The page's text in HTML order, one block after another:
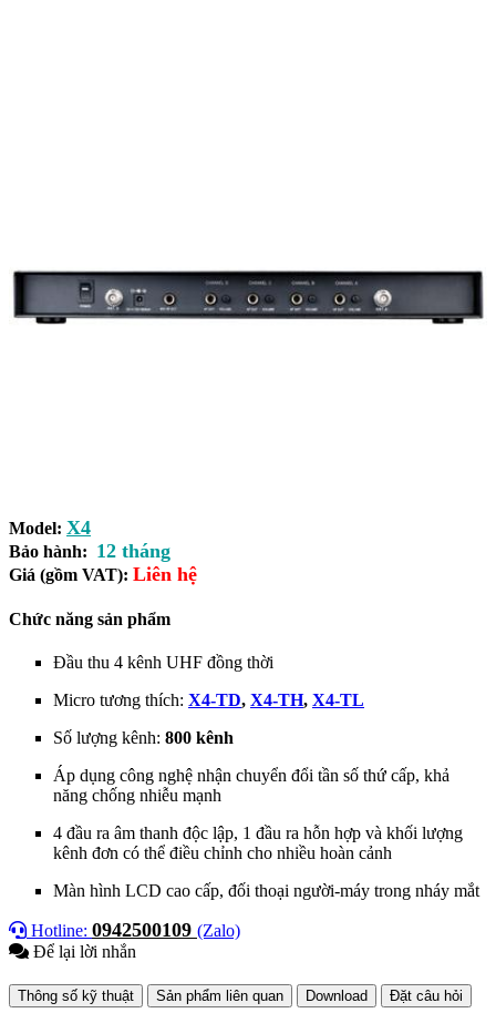
Model: X4
Bảo hành: 12 tháng
Giá (gồm VAT): Liên hệ
Chức năng sản phẩm
Đầu thu 4 kênh UHF đồng thời
Micro tương thích: X4-TD, X4-TH, X4-TL
Số lượng kênh: 800 kênh
Áp dụng công nghệ nhận chuyển đổi tần số thứ cấp, khả
năng chống nhiễu mạnh
4 đầu ra âm thanh độc lập, 1 đầu ra hỗn hợp và khối lượng
kênh đơn có thể điều chỉnh cho nhiều hoàn cảnh
Màn hình LCD cao cấp, đối thoại người-máy trong nháy mắt
Hotline: 0942500109 (Zalo)
Để lại lời nhắn
Thông số kỹ thuật Sản phẩm liên quan Download Đặt câu hỏi